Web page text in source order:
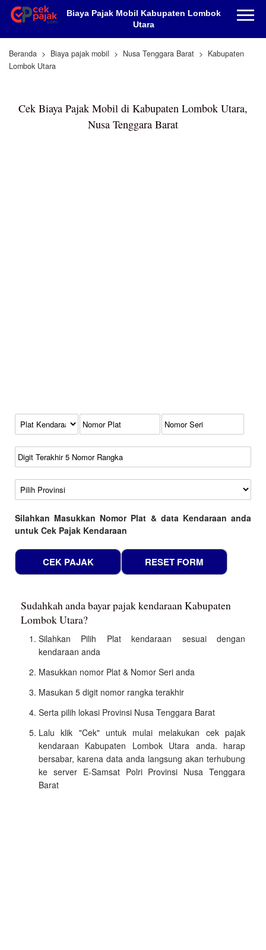
Biaya Pajak Mobil Kabupaten Lombok
Utara
Beranda Biaya pajak mobil Nusa Tenggara Barat
Kabupaten
Lombok Utara
Cek Biaya Pajak Mobil di Kabupaten Lombok Utara,
Nusa Tenggara Barat
Kode Plat Kendaraan
No Plat
No Seri
No Rangka
Wilayah
Silahkan Masukkan Nomor Plat & data Kendaraan anda
untuk Cek Pajak Kendaraan
Sudahkah anda bayar pajak kendaraan Kabupaten
Lombok Utara?
Silahkan Pilih Plat kendaraan sesuai dengan
kendaraan anda
Masukkan nomor Plat & Nomor Seri anda
Masukan 5 digit nomor rangka terakhir
Serta pilih lokasi Provinsi Nusa Tenggara Barat
Lalu klik "Cek" untuk mulai melakukan cek pajak
kendaraan Kabupaten Lombok Utara anda. harap
bersabar, karena data anda langsung akan terhubung
ke server E-Samsat Polri Provinsi Nusa Tenggara
Barat